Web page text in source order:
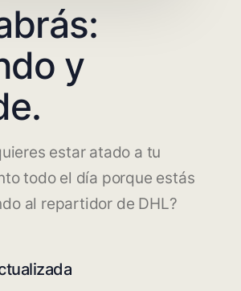
y
estar atado a tu
todo el día porque estás
al repartidor de DHL?